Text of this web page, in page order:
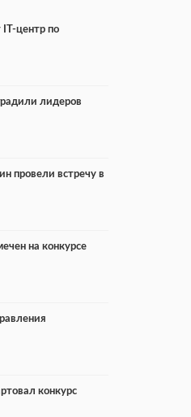
центр по
лидеров
провели встречу в
на конкурсе
конкурс